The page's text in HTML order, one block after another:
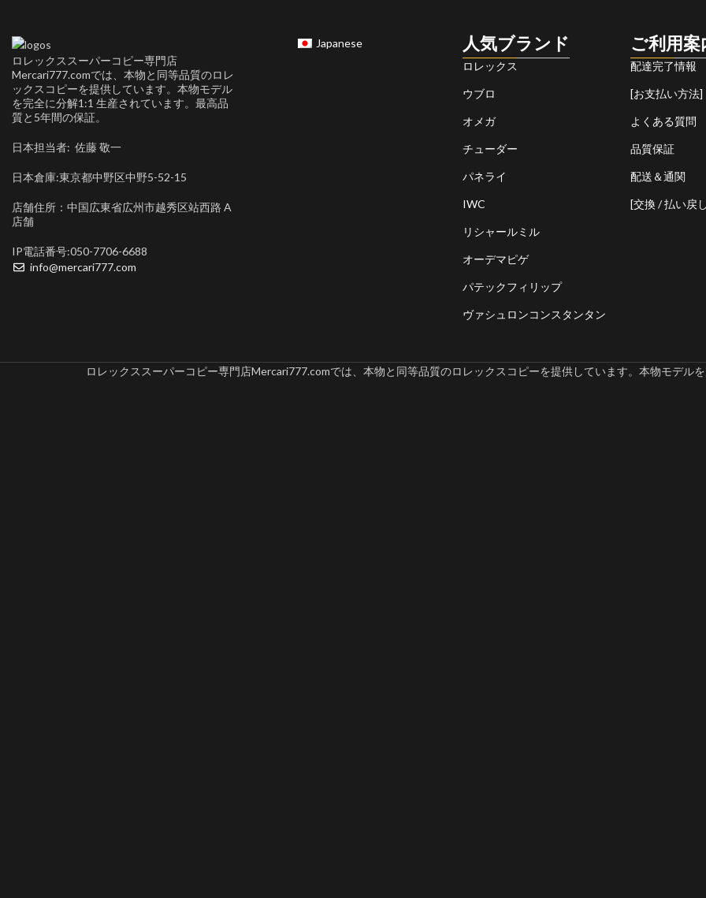
ロレックススーパーコピー専門店
Mercari777.comでは、本物と同等品質のロレ
ックスコピーを提供しています。本物モデル
を完全に分解1:1 生産されています。最高品
質と5年間の保証。
日本担当者: 佐藤 敬一
日本倉庫:東京都中野区中野5-52-15
店舗住所：中国広東省広州市越秀区站西路 A
店舗
IP電話番号:050-7706-6688
info@mercari777.com
Japanese 人気ブランド
ロレックス
ウブロ
オメガ
チューダー
パネライ
IWC
リシャールミル
オーデマピゲ
パテックフィリップ
ヴァシュロンコンスタンタン
ご利用案
配達完了情報
[お支払い方法]
よくある質問
品質保証
配送＆通関
[交換 / 払い戻
ロレックススーパーコピー専門店Mercari777.comでは、本物と同等品質のロレックスコピーを提供しています。本物モデル